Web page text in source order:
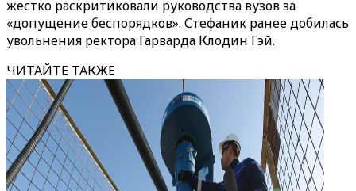
жестко раскритиковали руководства вузов за
«‎допущение беспорядков»‎. Стефаник ранее добилась
увольнения ректора Гарварда Клодин Гэй.
ЧИТАЙТЕ ТАКЖЕ